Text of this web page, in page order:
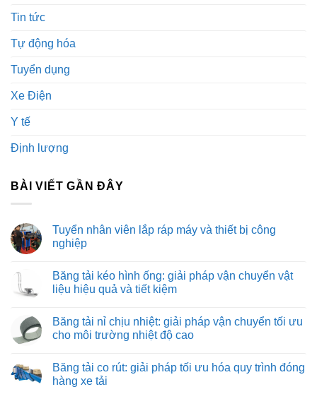
Tin tức
Tự động hóa
Tuyển dụng
Xe Điện
Y tế
Định lượng
BÀI VIẾT GẦN ĐÂY
Tuyển nhân viên lắp ráp máy và thiết bị công
nghiệp
bình
luận
ở
viên
lắp
ráp
thiết
bị
công
Băng tải kéo hình ống: giải pháp vận chuyển vật
liệu hiệu quả và tiết kiệm
bình
luận
ở
kéo
hình
ống:
Băng tải nỉ chịu nhiệt: giải pháp vận chuyển tối ưu
cho môi trường nhiệt độ cao
bình
luận
ở
Băng tải co rút: giải pháp tối ưu hóa quy trình đóng
hàng xe tải